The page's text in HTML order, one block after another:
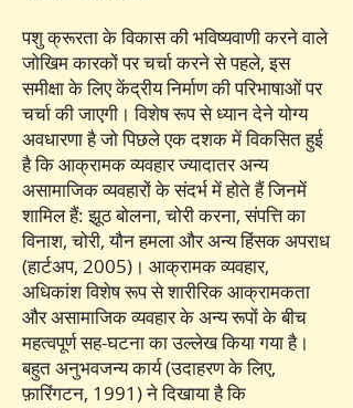
पशु क्रूरता के विकास की भविष्यवाणी करने वाले
जोखिम कारकों पर चर्चा करने से पहले, इस
समीक्षा के लिए केंद्रीय निर्माण की परिभाषाओं पर
चर्चा की जाएगी। विशेष रूप से ध्यान देने योग्य
अवधारणा है जो पिछले एक दशक में विकसित हुई
है कि आक्रामक व्यवहार ज्यादातर अन्य
असामाजिक व्यवहारों के संदर्भ में होते हैं जिनमें
शामिल हैं: झूठ बोलना, चोरी करना, संपत्ति का
विनाश, चोरी, यौन हमला और अन्य हिंसक अपराध
(हार्टअप, 2005)। आक्रामक व्यवहार,
अधिकांश विशेष रूप से शारीरिक आक्रामकता
और असामाजिक व्यवहार के अन्य रूपों के बीच
महत्वपूर्ण सह-घटना का उल्लेख किया गया है।
बहुत अनुभवजन्य कार्य (उदाहरण के लिए,
फ़ारिंगटन, 1991) ने दिखाया है कि